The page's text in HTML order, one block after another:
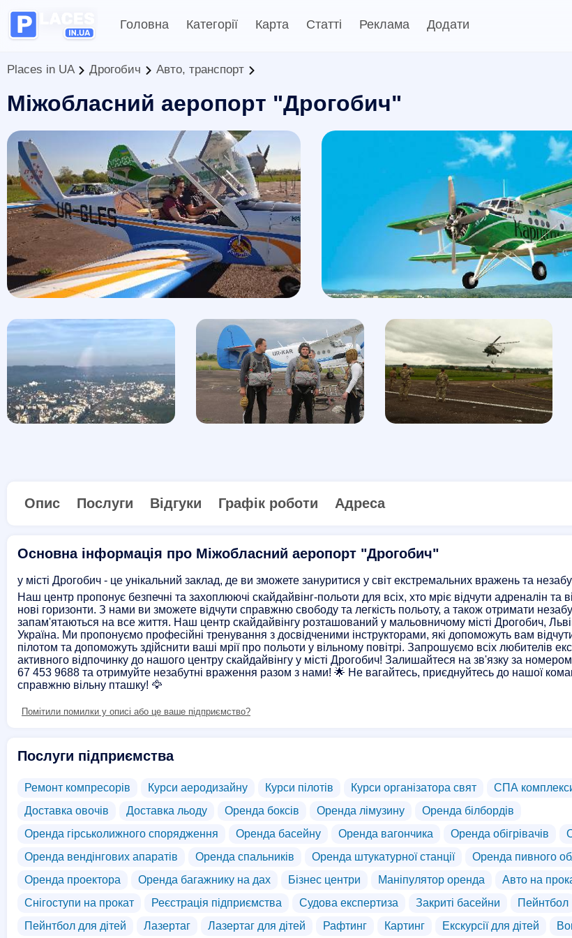
Головна Категорії Карта Статті Реклама Додати
Places in UA Дрогобич Авто, транспорт
Міжобласний аеропорт "Дрогобич"
Опис Послуги Відгуки Графік роботи Адреса
Основна інформація про Міжобласний аеропорт "Дрогобич"
у місті Дрогобич - це унікальний заклад, де ви зможете зануритися у світ екстремальних вражень та
Наш центр пропонує безпечні та захоплюючі скайдайвінг-польоти для всіх, хто мріє відчути адреналін та
нові горизонти. З нами ви зможете відчути справжню свободу та легкість польоту, а також отримати
запам'ятаються на все життя. Наш центр скайдайвінгу розташований у мальовничому місті Дрогобич,
Україна. Ми пропонуємо професійні тренування з досвідченими інструкторами, які допоможуть вам
пілотом та допоможуть здійснити ваші мрії про польоти у вільному повітрі. Запрошуємо всіх любителів
активного відпочинку до нашого центру скайдайвінгу у місті Дрогобич! Залишайтеся на зв'язку за
67 453 9688 та отримуйте незабутні враження разом з нами! 🌟 Не вагайтесь, приєднуйтесь до нашої
справжню вільну пташку! 🦅
Помітили помилки у описі або це ваше підприємство?
Послуги підприємства
Ремонт компресорів Курси аеродизайну Курси пілотів Курси організатора свят
СПА
Доставка овочів
Доставка льоду Оренда боксів Оренда лімузину
Оренда білбордів
Оренда гірськолижного спорядження
Оренда басейну Оренда вагончика Оренда обігрівачів
Оренда вендінгових апаратів
Оренда спальників Оренда штукатурної станції
Оренда пивного
Оренда проектора
Оренда багажнику на дах Бізнес центри Маніпулятор оренда
Авто на
Снігоступи на прокат
Реєстрація підприємства Судова експертиза Закриті басейни
Пейнтбол
Пейнтбол для дітей
Лазертаг Лазертаг для дітей Рафтинг Картинг Екскурсії для дітей